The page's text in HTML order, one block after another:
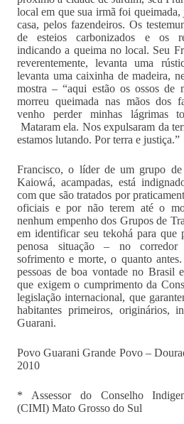
local em que sua irmã foi queimada,
casa, pelos fazendeiros. Os
de esteios carbonizados e os
indicando a queima no local. Seu
reverentemente, levanta uma
levanta uma caixinha de madeira,
mostra – “aqui estão os ossos de
morreu queimada nas mãos dos
venho perder minhas lágrimas
Mataram ela. Nos expulsaram da
estamos lutando. Por terra e justiça.”
Francisco, o líder de um grupo de
Kaiowá, acampadas, está
com que são tratados por
oficiais e por não terem até o
nenhum empenho dos Grupos de
em identificar seu tekohá para que
penosa situação – no
sofrimento e morte, o quanto
pessoas de boa vontade no Brasil
que exigem o cumprimento da
legislação internacional, que
habitantes primeiros, originários,
Guarani.
Povo Guarani Grande Povo –
2010
* Assessor do Conselho
(CIMI) Mato Grosso do Sul